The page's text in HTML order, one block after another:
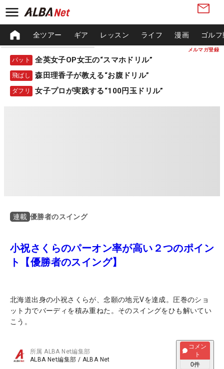
メルマガ登録
全ツアー ギア レッスン ライフ 漫画 ゴル
パット 全英女子OP女王の“スマホドリル”
飛ばし 森田理香子が教える“お腹ドリル”
ダフリ 女子プロが実践する“100円玉ドリル”
連載 優勝者のスイング
小祝さくらのパーオン率が高い２つのポイン
ト【優勝者のスイング】
北海道出身の小祝さくらが、念願の地元Vを達成。圧巻のショ
ット力でバーディを積み重ねた。そのスイングをひも解いてい
こう。
所属ALBA Net編集部
ALBA Net編集部 / ALBA Net
コメン
ト
0件